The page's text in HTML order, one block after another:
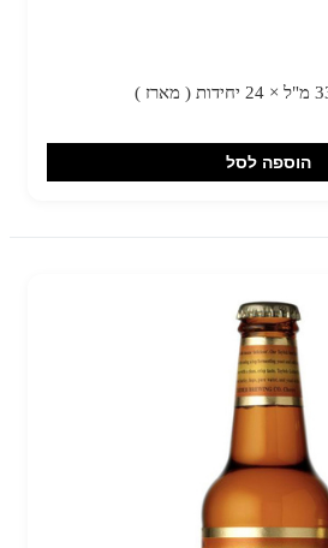
הוספה לסל